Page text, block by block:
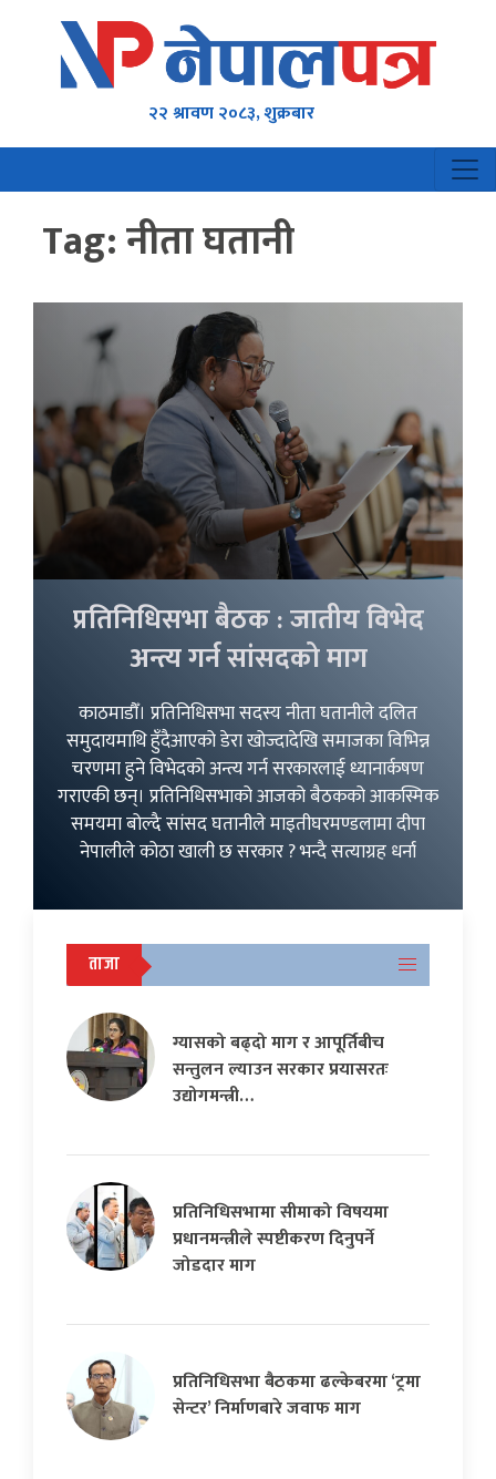
२२ श्रावण २०८३, शुक्रबार
Tag:नीता घतानी
प्रतिनिधिसभा बैठक : जातीय विभेद
अन्त्य गर्न सांसदको माग
काठमाडौँ। प्रतिनिधिसभा सदस्य नीता घतानीले दलित
समुदायमाथि हुँदैआएको डेरा खोज्दादेखि समाजका विभिन्न
चरणमा हुने विभेदको अन्त्य गर्न सरकारलाई ध्यानार्कषण
गराएकी छन्। प्रतिनिधिसभाको आजको बैठकको आकस्मिक
समयमा बोल्दै सांसद घतानीले माइतीघरमण्डलामा दीपा
नेपालीले कोठा खाली छ सरकार ? भन्दै सत्याग्रह धर्ना
ताजा
ग्यासको बढ्दो माग र आपूर्तिबीच
सन्तुलन ल्याउन सरकार प्रयासरतः
उद्योगमन्त्री…
प्रतिनिधिसभामा सीमाको विषयमा
प्रधानमन्त्रीले स्पष्टीकरण दिनुपर्ने
जोडदार माग
प्रतिनिधिसभा बैठकमा ढल्केबरमा ‘ट्रमा
सेन्टर’ निर्माणबारे जवाफ माग